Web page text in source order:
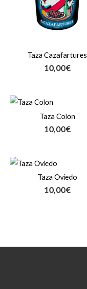
Taza Cazafartures
10,00€
Taza Colon
10,00€
Taza Oviedo
10,00€